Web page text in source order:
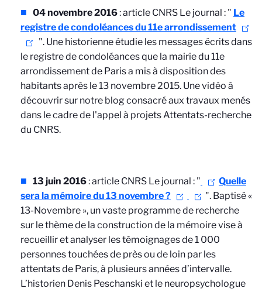
04 novembre 2016: article CNRS Le journal : " Le
registre de condoléances du 11e arrondissement
". Une historienne étudie les messages écrits dans
le registre de condoléances que la mairie du 11e
arrondissement de Paris a mis à disposition des
habitants après le 13 novembre 2015. Une vidéo à
découvrir sur notre blog consacré aux travaux menés
dans le cadre de l'appel à projets Attentats-recherche
du CNRS.
13 juin 2016: article CNRS Le journal : "
Quelle
sera la mémoire du 13 novembre ?
". Baptisé «
13-Novembre », un vaste programme de recherche
sur le thème de la construction de la mémoire vise à
recueillir et analyser les témoignages de 1 000
personnes touchées de près ou de loin par les
attentats de Paris, à plusieurs années d’intervalle.
L’historien Denis Peschanski et le neuropsychologue